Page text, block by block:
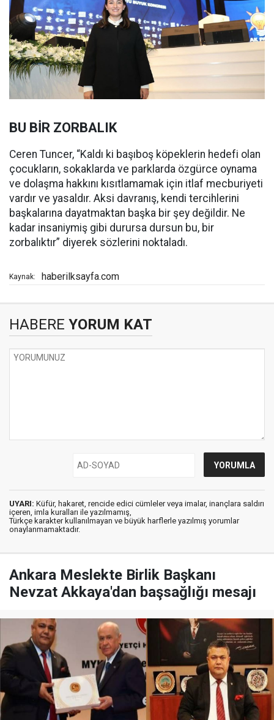
BU BİR ZORBALIK
Ceren Tuncer, “Kaldı ki başıboş köpeklerin hedefi olan
çocukların, sokaklarda ve parklarda özgürce oynama
ve dolaşma hakkını kısıtlamamak için itlaf mecburiyeti
vardır ve yasaldır. Aksi davranış, kendi tercihlerini
başkalarına dayatmaktan başka bir şey değildir. Ne
kadar insaniymiş gibi durursa dursun bu, bir
zorbalıktır” diyerek sözlerini noktaladı.
Kaynak: haberilksayfa.com
HABERE YORUM KAT
UYARI: Küfür, hakaret, rencide edici cümleler veya imalar, inançlara saldırı
içeren, imla kuralları ile yazılmamış,
Türkçe karakter kullanılmayan ve büyük harflerle yazılmış yorumlar
onaylanmamaktadır.
Ankara Meslekte Birlik Başkanı
Nevzat Akkaya'dan başsağlığı mesajı